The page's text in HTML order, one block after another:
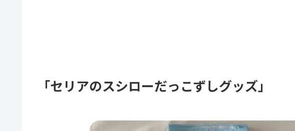
「セリアのスシローだっこずしグッズ」